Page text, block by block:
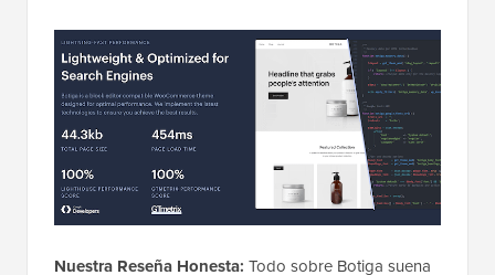
Nuestra Reseña Honesta: Todo sobre Botiga suena